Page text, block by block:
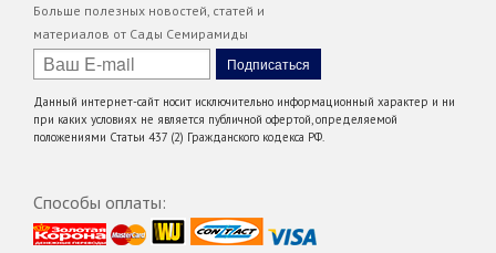
Больше полезных новостей, статей и
материалов от Сады Семирамиды
Данный интернет-сайт носит исключительно информационный характер и ни
при каких условиях не является публичной офертой, определяемой
положениями Статьи 437 (2) Гражданского кодекса РФ.
Способы оплаты: